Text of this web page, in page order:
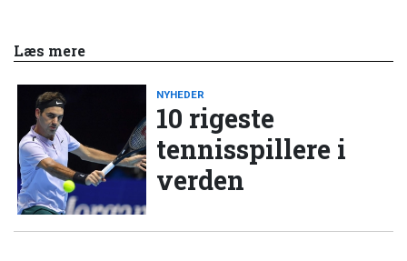
Læs mere
NYHEDER
10 rigeste
tennisspillere i
verden